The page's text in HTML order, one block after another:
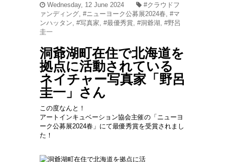
Wednesday, 12 June 2024
#クラウドフ
ァンディング, #ニューヨーク公募展2024春, #マ
ンハッタン, #写真家, #最優秀賞, #洞爺湖, #野呂
圭一
洞爺湖町在住で北海道を
拠点に活動されている
ネイチャー写真家「野呂
圭一」さん
この度なんと！
アートインキュベーション協会主催の「ニューヨ
ーク公募展2024春」にて最優秀賞を受賞されまし
た！